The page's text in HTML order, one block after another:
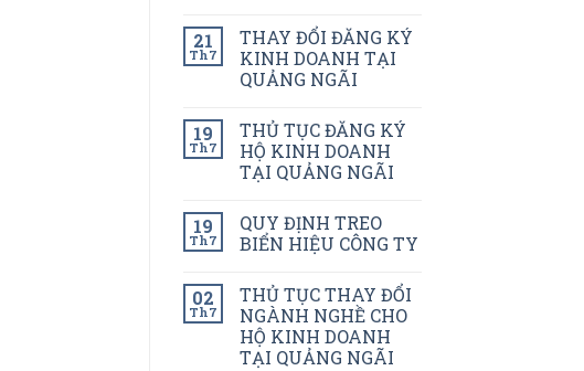
21
Th7
THAY ĐỔI ĐĂNG KÝ
KINH DOANH TẠI
QUẢNG NGÃI
19
Th7
THỦ TỤC ĐĂNG KÝ
HỘ KINH DOANH
TẠI QUẢNG NGÃI
19
Th7
QUY ĐỊNH TREO
BIỂN HIỆU CÔNG TY
02
Th7
THỦ TỤC THAY ĐỔI
NGÀNH NGHỀ CHO
HỘ KINH DOANH
TẠI QUẢNG NGÃI